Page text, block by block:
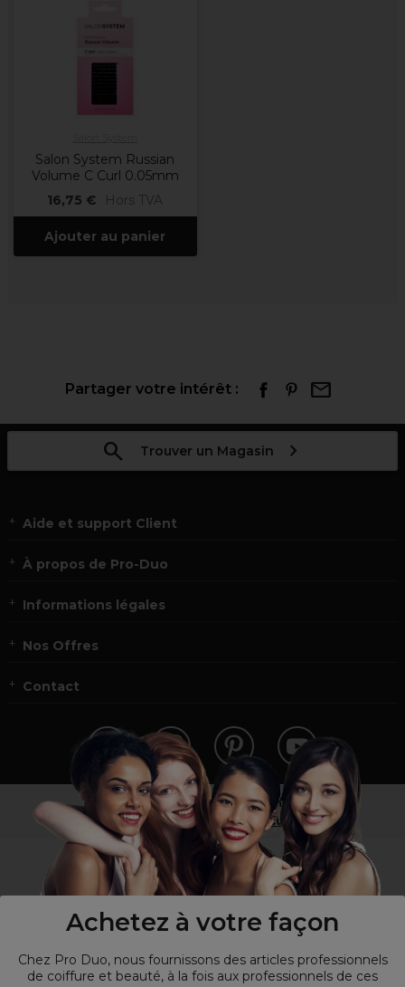
Achetez à votre façon
Chez Pro Duo, nous fournissons des articles professionnels
de coiffure et beauté, à la fois aux professionnels de ces
Salon System Russian
Volume C Curl 0.05mm
16,75 €
Hors TVA
Ajouter au panier
Partager votre intérêt :
Trouver un Magasin
Aide et support Client
À propos de Pro-Duo
Informations légales
Nos Offres
Contact
Vous n’êtes pas un professionnel ?
Visitez notre site pour les particuliers!